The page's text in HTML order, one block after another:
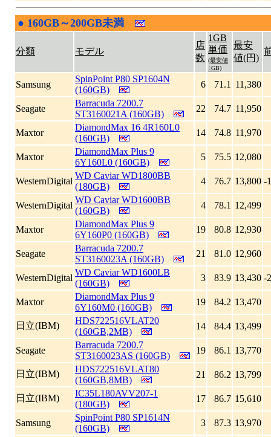
● 160GB～200GB未満
分類 モデル
店
数
1GB
単価
(最安値
÷GB)
最安
値(円)
Samsung
SpinPoint P80 SP1604N
(160GB)
6 71.1 11,380
Seagate
Barracuda 7200.7
ST3160021A (160GB)
22 74.7 11,950
Maxtor
DiamondMax 16 4R160L0
(160GB)
14 74.8 11,970
Maxtor
DiamondMax Plus 9
6Y160L0 (160GB)
5 75.5 12,080
WesternDigital
WD Caviar WD1800BB
(180GB)
4 76.7 13,800 -
WesternDigital
WD Caviar WD1600BB
(160GB)
4 78.1 12,499
Maxtor
DiamondMax Plus 9
6Y160P0 (160GB)
19 80.8 12,930
Seagate
Barracuda 7200.7
ST3160023A (160GB)
21 81.0 12,960
WesternDigital
WD Caviar WD1600LB
(160GB)
3 83.9 13,430 -
Maxtor
DiamondMax Plus 9
6Y160M0 (160GB)
19 84.2 13,470
日立(IBM)
HDS722516VLAT20
(160GB,2MB)
14 84.4 13,499
Seagate
Barracuda 7200.7
ST3160023AS (160GB)
19 86.1 13,770
日立(IBM)
HDS722516VLAT80
(160GB,8MB)
21 86.2 13,799
日立(IBM)
IC35L180AVV207-1
(180GB)
17 86.7 15,610
Samsung
SpinPoint P80 SP1614N
(160GB)
3 87.3 13,970